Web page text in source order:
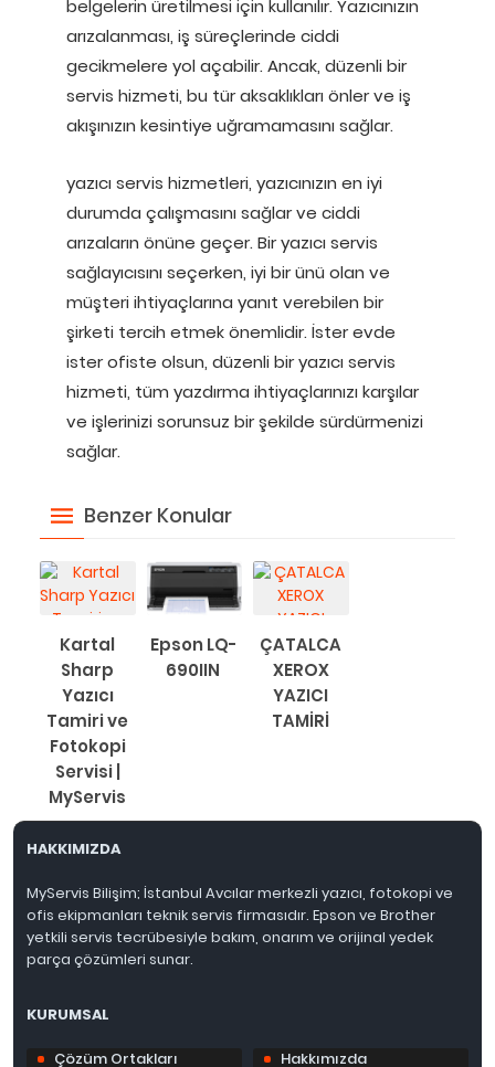
belgelerin üretilmesi için kullanılır. Yazıcınızın
arızalanması, iş süreçlerinde ciddi
gecikmelere yol açabilir. Ancak, düzenli bir
servis hizmeti, bu tür aksaklıkları önler ve iş
akışınızın kesintiye uğramamasını sağlar.
yazıcı servis hizmetleri, yazıcınızın en iyi
durumda çalışmasını sağlar ve ciddi
arızaların önüne geçer. Bir yazıcı servis
sağlayıcısını seçerken, iyi bir ünü olan ve
müşteri ihtiyaçlarına yanıt verebilen bir
şirketi tercih etmek önemlidir. İster evde
ister ofiste olsun, düzenli bir yazıcı servis
hizmeti, tüm yazdırma ihtiyaçlarınızı karşılar
ve işlerinizi sorunsuz bir şekilde sürdürmenizi
sağlar.
Benzer Konular
Kartal
Sharp
Yazıcı
Tamiri ve
Fotokopi
Servisi |
MyServis
Epson LQ-
690IIN
ÇATALCA
XEROX
YAZICI
TAMİRİ
HAKKIMIZDA
MyServis Bilişim; İstanbul Avcılar merkezli yazıcı, fotokopi ve
ofis ekipmanları teknik servis firmasıdır. Epson ve Brother
yetkili servis tecrübesiyle bakım, onarım ve orijinal yedek
parça çözümleri sunar.
KURUMSAL
Çözüm Ortakları Hakkımızda